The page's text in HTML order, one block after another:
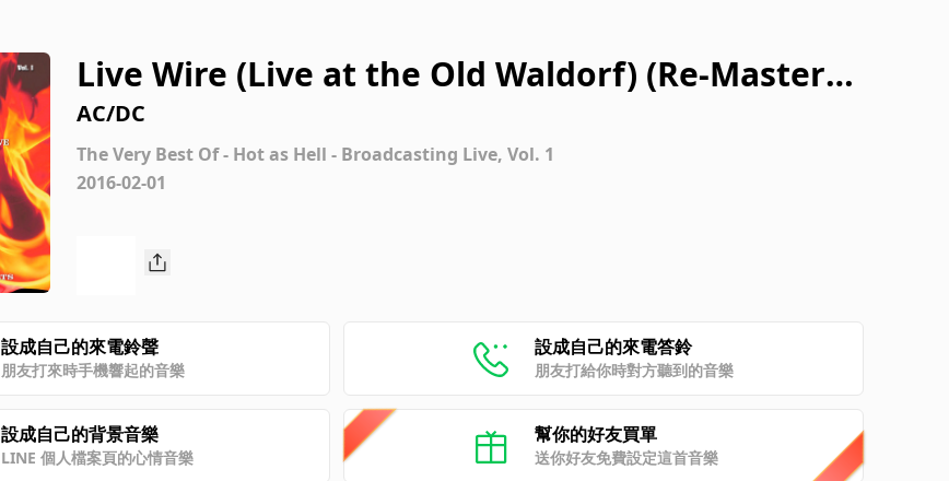
Live Wire (Live at the Old Waldorf) (Re-Mastere
d Radio Recording)
AC/DC
The Very Best Of - Hot as Hell - Broadcasting Live, Vol. 1
2016-02-01
設成自己的來電鈴聲
朋友打來時手機響起的音樂
設成自己的來電答鈴
朋友打給你時對方聽到的音樂
設成自己的背景音樂
LINE 個人檔案頁的心情音樂
幫你的好友買單
送你好友免費設定這首音樂